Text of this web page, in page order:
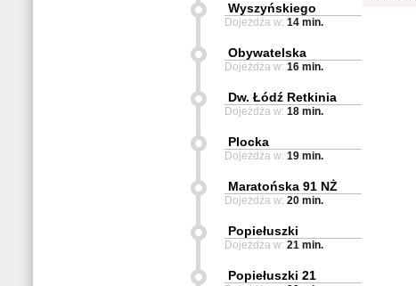
Wyszyńskiego
Dojeżdża w: 14 min.
Obywatelska
Dojeżdża w: 16 min.
Dw. Łódź Retkinia
Dojeżdża w: 18 min.
Plocka
Dojeżdża w: 19 min.
Maratońska 91 NŻ
Dojeżdża w: 20 min.
Popiełuszki
Dojeżdża w: 21 min.
Popiełuszki 21